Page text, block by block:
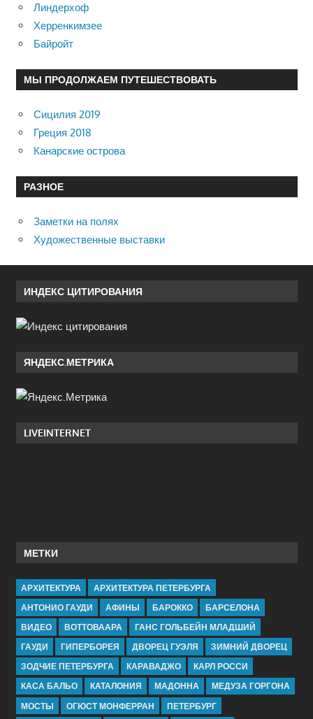
Линдерхоф
Херренкимзее
Байройт
МЫ ПРОДОЛЖАЕМ ПУТЕШЕСТВОВАТЬ
Сицилия 2019
Греция 2018
Канарские острова
РАЗНОЕ
Заметки на полях
Художественные выставки
ИНДЕКС ЦИТИРОВАНИЯ
ЯНДЕКС.МЕТРИКА
LIVEINTERNET
МЕТКИ
АРХИТЕКТУРА
АРХИТЕКТУРА ПЕТЕРБУРГА
АНТОНИО ГАУДИ
АФИНЫ БАРОККО
БАРСЕЛОНА
ВИДЕО
ВОТТОВААРА
ГАНС ГОЛЬБЕЙН МЛАДШИЙ
ГАУДИ
ГИПЕРБОРЕЯ ДВОРЕЦ ГУЭЛЯ
ЗИМНИЙ ДВОРЕЦ
ЗОДЧИЕ ПЕТЕРБУРГА
КАРАВАДЖО
КАРЛ РОССИ
КАСА БАЛЬО
КАТАЛОНИЯ МАДОННА
МЕДУЗА ГОРГОНА
МОСТЫ
ОГЮСТ МОНФЕРРАН ПЕТЕРБУРГ